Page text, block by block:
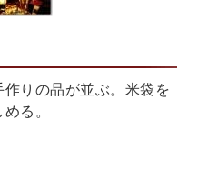
りの品が並ぶ。米袋を
る。